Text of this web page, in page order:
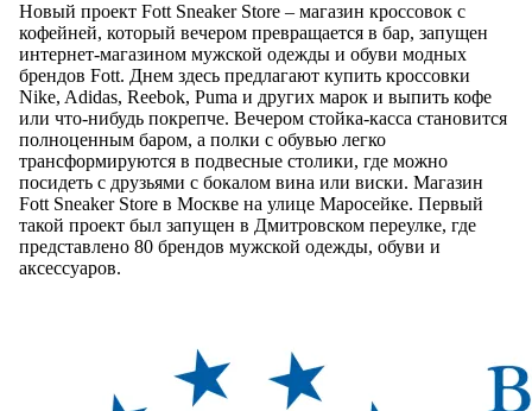
Новый проект Fott Sneaker Store – магазин кроссовок с
кофейней, который вечером превращается в бар, запущен
интернет-магазином мужской одежды и обуви модных
брендов Fott. Днем здесь предлагают купить кроссовки
Nike, Adidas, Reebok, Puma и других марок и выпить кофе
или что-нибудь покрепче. Вечером стойка-касса становится
полноценным баром, а полки с обувью легко
трансформируются в подвесные столики, где можно
посидеть с друзьями с бокалом вина или виски. Магазин
Fott Sneaker Store в Москве на улице Маросейке. Первый
такой проект был запущен в Дмитровском переулке, где
представлено 80 брендов мужской одежды, обуви и
аксессуаров.